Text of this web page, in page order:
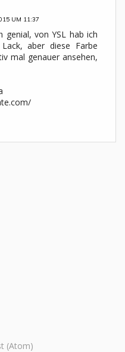
UM 11:37
genial, von YSL hab ich
aber diese Farbe
mal genauer ansehen,
(Atom)